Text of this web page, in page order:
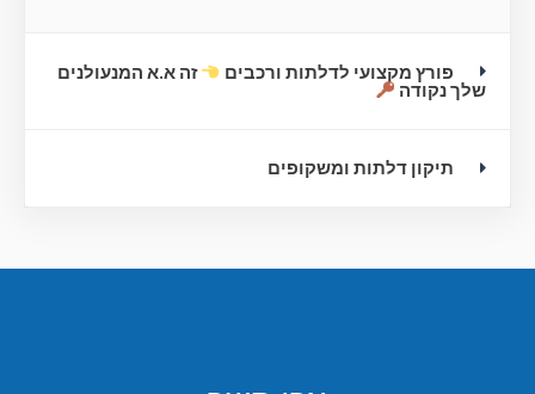
פורץ מקצועי לדלתות ורכבים
זה א.א המנעולנים
שלך נקודה
תיקון דלתות ומשקופים